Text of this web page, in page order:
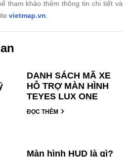
tham khảo thêm thông tin chi tiết và
vietmap.vn.
DANH SÁCH MÃ XE
HỖ TRỢ MÀN HÌNH
TEYES LUX ONE
ĐỌC THÊM
Màn hình HUD là gì?